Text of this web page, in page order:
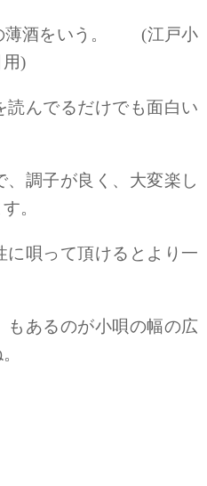
薄酒をいう。 (江戸小
)
んでるだけでも面白い
、調子が良く、大変楽し
。
唄って頂けるとより一
もあるのが小唄の幅の広